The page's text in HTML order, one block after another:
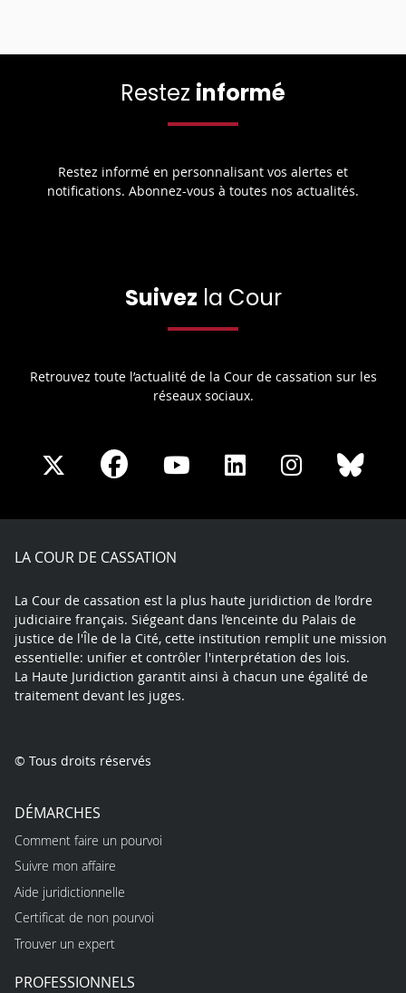
Restez informé
Restez informé en personnalisant vos alertes et
notifications. Abonnez-vous à toutes nos actualités.
Suivez la Cour
Retrouvez toute l’actualité de la Cour de cassation sur les
réseaux sociaux.
Share
X
Share
Facebook
Share
Youtube
Share
LinkedIn
Share
Instagram
LA COUR DE CASSATION
La Cour de cassation est la plus haute juridiction de l’ordre
judiciaire français. Siégeant dans l’enceinte du Palais de
justice de l'Île de la Cité, cette institution remplit une mission
essentielle: unifier et contrôler l'interprétation des lois.
La Haute Juridiction garantit ainsi à chacun une égalité de
traitement devant les juges.
© Tous droits réservés
DÉMARCHES
Comment faire un pourvoi
Suivre mon affaire
Aide juridictionnelle
Certificat de non pourvoi
Trouver un expert
PROFESSIONNELS